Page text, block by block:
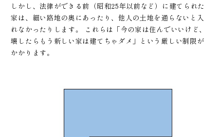
しかし、法律ができる前（昭和25年以前など）に建てられた
家は、細い路地の奥にあったり、他人の土地を通らないと入
れなかったりします。 これらは「今の家は住んでいいけど、
壊したらもう新しい家は建てちゃダメ」という厳しい制限が
かかります。